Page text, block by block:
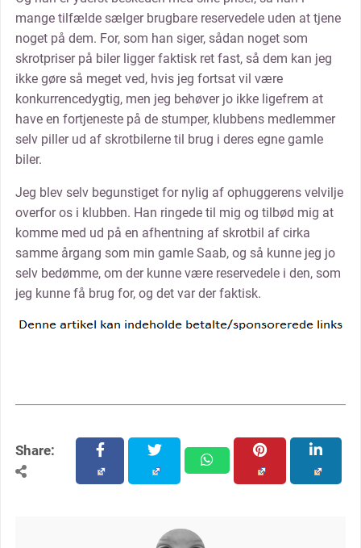
mange tilfælde sælger brugbare reservedele uden at tjene
noget på dem. For, som han siger, sådan noget som
skrotpriser på biler ligger faktisk ret fast, så dem kan jeg
ikke gøre så meget ved, hvis jeg fortsat vil være
konkurrencedygtig, men jeg behøver jo ikke ligefrem at
have en fortjeneste på de stumper, klubbens medlemmer
selv piller ud af skrotbilerne til brug i deres egne gamle
biler.
Jeg blev selv begunstiget for nylig af ophuggerens velvilje
overfor os i klubben. Han ringede til mig og tilbød mig at
komme med ud på en afhentning af skrotbil af cirka
samme årgang som min gamle Saab, og så kunne jeg jo
selv bedømme, om der kunne være reservedele i den, som
jeg kunne få brug for, og det var der faktisk.
Share: facebooktwitter
whatsapp
pinterest linkedin